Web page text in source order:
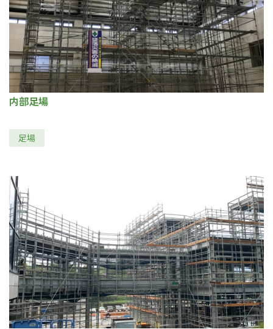
内部足場
足場